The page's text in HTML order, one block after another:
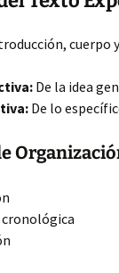
cuerpo
De la idea
De lo